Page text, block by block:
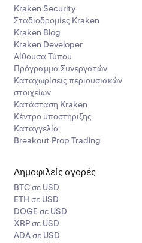
Kraken Security
Σταδιοδρομίες Kraken
Kraken Blog
Kraken Developer
Αίθουσα Τύπου
Πρόγραμμα Συνεργατών
Καταχωρίσεις περιουσιακών
στοιχείων
Κατάσταση Kraken
Κέντρο υποστήριξης
Καταγγελία
Breakout Prop Trading
Δημοφιλείς αγορές
BTC σε USD
ETH σε USD
DOGE σε USD
XRP σε USD
ADA σε USD